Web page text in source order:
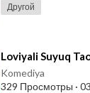
Другой
⁣Loviyali Suyuq
Komediya
329 Просмотры ·